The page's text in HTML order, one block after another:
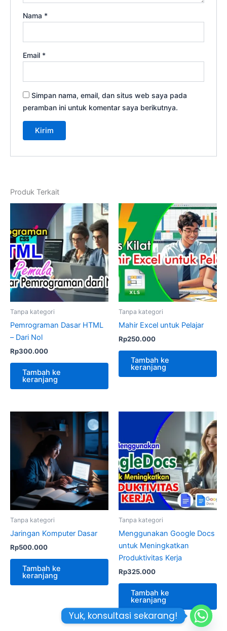
Nama *
Email *
Simpan nama, email, dan situs web saya pada
peramban ini untuk komentar saya berikutnya.
Produk Terkait
Tanpa kategori
Pemrograman Dasar HTML
– Dari Nol
Rp300.000
Tambah ke
keranjang
Tanpa kategori
Mahir Excel untuk Pelajar
Rp250.000
Tambah ke
keranjang
Tanpa kategori
Jaringan Komputer Dasar
Rp500.000
Tambah ke
keranjang
Tanpa kategori
Menggunakan Google Docs
untuk Meningkatkan
Produktivitas Kerja
Rp325.000
Tambah ke
keranjang
Yuk, konsultasi sekarang!